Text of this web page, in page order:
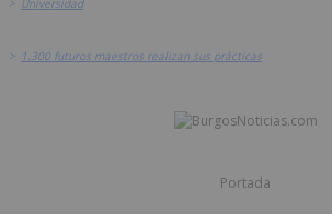
> Universidad
> 1.300 futuros maestros realizan sus prácticas
Portada